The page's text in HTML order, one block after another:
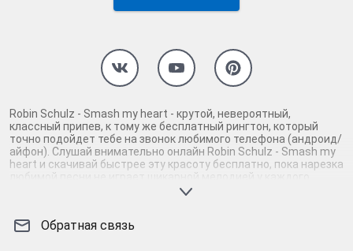
Robin Schulz - Smash my heart - крутой, невероятный,
классный припев, к тому же бесплатный рингтон, который
точно подойдет тебе на звонок любимого телефона (андроид/
айфон). Слушай внимательно онлайн Robin Schulz - Smash my
heart и скачивай быстрее эту красоту бесплатно, пока нарезка
любимой песни не играет шикарной мелодией у каждого
второго на звонке. Будь первым, кто скачает бесплатно сей
ты можешь найти и скачать другую нарезку mp3 песни на
Обратная связь